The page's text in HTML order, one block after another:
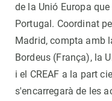
de la Unió Europa
Portugal. Coordinat
Madrid, compta amb
Bordeus (França), la
i el CREAF a la part
s'encarregarà de les